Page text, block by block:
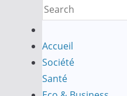
Accueil
Société
Santé